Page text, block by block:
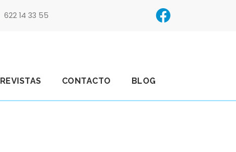
622 14 33 55
REVISTAS CONTACTO BLOG